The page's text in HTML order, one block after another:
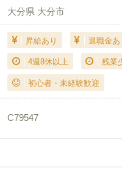
大分県 大分市
昇給あり 退職金あ
4週8休以上 残業
初心者・未経験歓迎
C79547